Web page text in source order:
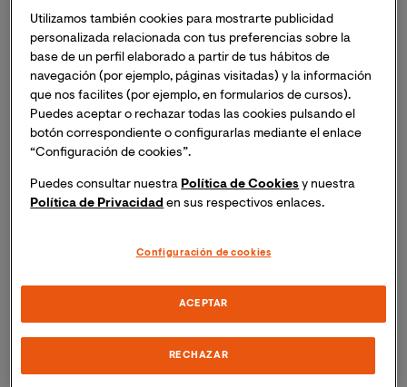
Hola, mi nombre es Teodoro Cárdenas N y mi formación
académica y profesional siempre ha estado enfocada
en el sector de la educación. He ejercido la docencia
desde los 19 años de edad y se ha extendido a lo largo
de 40 años, pasando por la educación Inicial, siguiendo
la Básica, la Secundaria y los últimos 5 años en
educación superior. Esto me llevó a estudiar y buscar
adquirir los conocimientos y habilidades que me
estudiantes. Cubrí todos los puestos que se pueden
de uno de ellos como director principal por 10 años.
Mi formación académica es: Profesor de Segunda
Enseñanza y Licenciatura en Ciencias de la Educación
Utilizamos también cookies para mostrarte publicidad
personalizada relacionada con tus preferencias sobre la
base de un perfil elaborado a partir de tus hábitos de
navegación (por ejemplo, páginas visitadas) y la información
que nos facilites (por ejemplo, en formularios de cursos).
Puedes aceptar o rechazar todas las cookies pulsando el
botón correspondiente o configurarlas mediante el enlace
“Configuración de cookies”.
Puedes consultar nuestra Política de Cookies y nuestra
Política de Privacidad en sus respectivos enlaces.
Configuración de cookies
RECHAZAR
ACEPTAR